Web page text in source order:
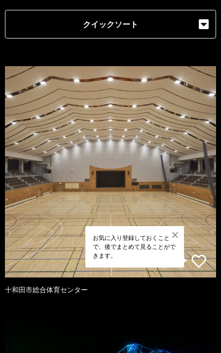
クイックソート
お気に入り登録しておくこと
で、後でまとめて見ることがで
きます。
十和田市総合体育センター